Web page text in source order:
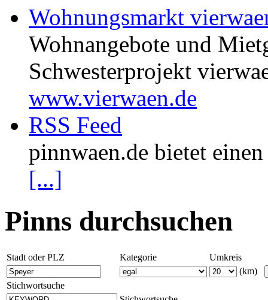
Wohnungsmarkt
Wohnangebote und
Schwesterprojekt
www.vierwaen.de
RSS Feed
pinnwaen.de bietet
[...]
Pinns durchsuchen
Stadt oder PLZ Kategorie
Umkreis
(km)
Stichwortsuche